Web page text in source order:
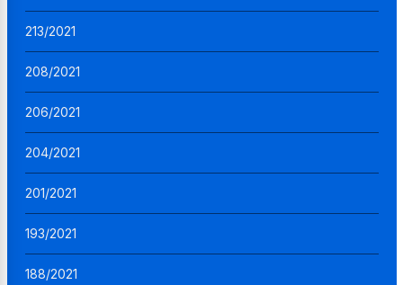
213/2021
208/2021
206/2021
204/2021
201/2021
193/2021
188/2021